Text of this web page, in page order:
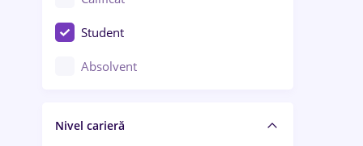
Construcții / Instalații
Controlul calității
Educație / Training / Arte
Student
Absolvent
Nivel carieră